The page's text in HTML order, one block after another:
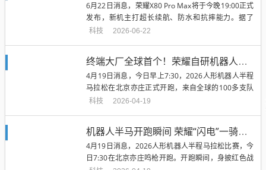
6月22日消息，荣耀X80 Pro Max将于今晚19:00正式
发布，新机主打超长续航、防水和抗摔能力。据了
解，荣耀X8...
科技 2026-06-22
终端大厂全球首个！荣耀自研机器人闪电半马率先冲线：用时48分19秒
4月19日消息，今日早上7:30，2026人形机器人半程
马拉松在北京亦庄正式开跑，来自全球的100多支队
伍、约300台机...
科技 2026-04-19
机器人半马开跑瞬间 荣耀“闪电”一骑绝尘！打破人类世界纪录夺冠
4月19日消息，2026人形机器人半程马拉松比赛，今
日7:30在北京亦庄鸣枪开跑。开跑瞬间，身披红色战